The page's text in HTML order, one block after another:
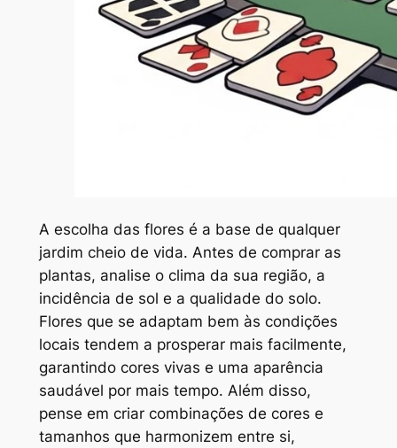
A escolha das flores é a base de qualquer
jardim cheio de vida. Antes de comprar as
plantas, analise o clima da sua região, a
incidência de sol e a qualidade do solo.
Flores que se adaptam bem às condições
locais tendem a prosperar mais facilmente,
garantindo cores vivas e uma aparência
saudável por mais tempo. Além disso,
pense em criar combinações de cores e
tamanhos que harmonizem entre si,